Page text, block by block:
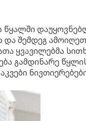
და შემდეგ
ყვავილებმა
გამდინარე